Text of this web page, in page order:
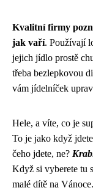
Kvalitní firmy
jak vaří. Používají
jejich jídlo prostě
třeba bezlepkovou
vám jídelníček
Hele, a víte, co je
To je jako když
čeho jdete, ne?
Když si vyberete tu
malé dítě na Vánoce.